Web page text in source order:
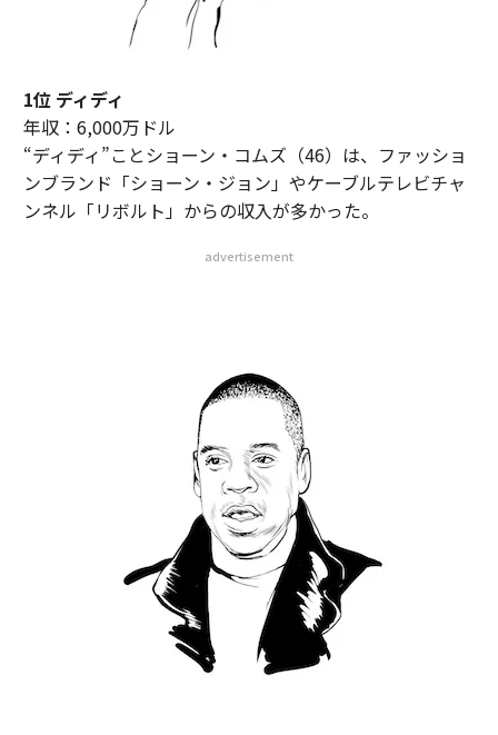
1位 ディディ
年収：6,000万ドル
“ディディ”ことショーン・コムズ（46）は、ファッショ
ンブランド「ショーン・ジョン」やケーブルテレビチャ
ンネル「リボルト」からの収入が多かった。
advertisement